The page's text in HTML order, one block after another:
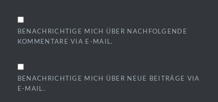
BENACHRICHTIGE MICH ÜBER NACHFOLGENDE
KOMMENTARE VIA E-MAIL.
BENACHRICHTIGE MICH ÜBER NEUE BEITRÄGE VIA
E-MAIL.